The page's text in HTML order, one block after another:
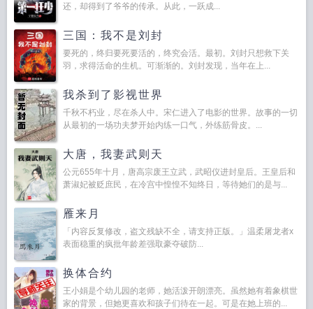
还，却得到了爷爷的传承。从此，一跃成...
三国：我不是刘封
要死的，终归要死要活的，终究会活。最初。刘封只想救下关
羽，求得活命的生机。可渐渐的。刘封发现，当年在上...
我杀到了影视世界
千秋不朽业，尽在杀人中。宋仁进入了电影的世界。故事的一切
从最初的一场功夫梦开始内练一口气，外练筋骨皮。...
大唐，我妻武则天
公元655年十月，唐高宗废王立武，武昭仪进封皇后。王皇后和
萧淑妃被贬庶民，在冷宫中惶惶不知终日，等待她们的是与...
雁来月
「内容反复修改，盗文残缺不全，请支持正版。」温柔屠龙者x
表面稳重的疯批年龄差强取豪夺破防...
换体合约
王小娟是个幼儿园的老师，她活泼开朗漂亮。虽然她有着象棋世
家的背景，但她更喜欢和孩子们待在一起。可是在她上班的...